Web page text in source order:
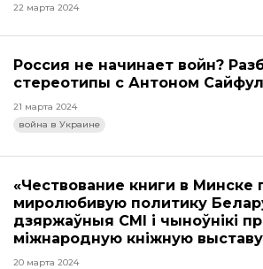
22 марта 2024
Россия не начинает войн?
стереотипы с Антоном
21 марта 2024
война в Украине
«Чествование книги в Минске
миролюбивую политику
дзяржаўныя СМІ і чыноўнікі
міжнародную кніжную
20 марта 2024